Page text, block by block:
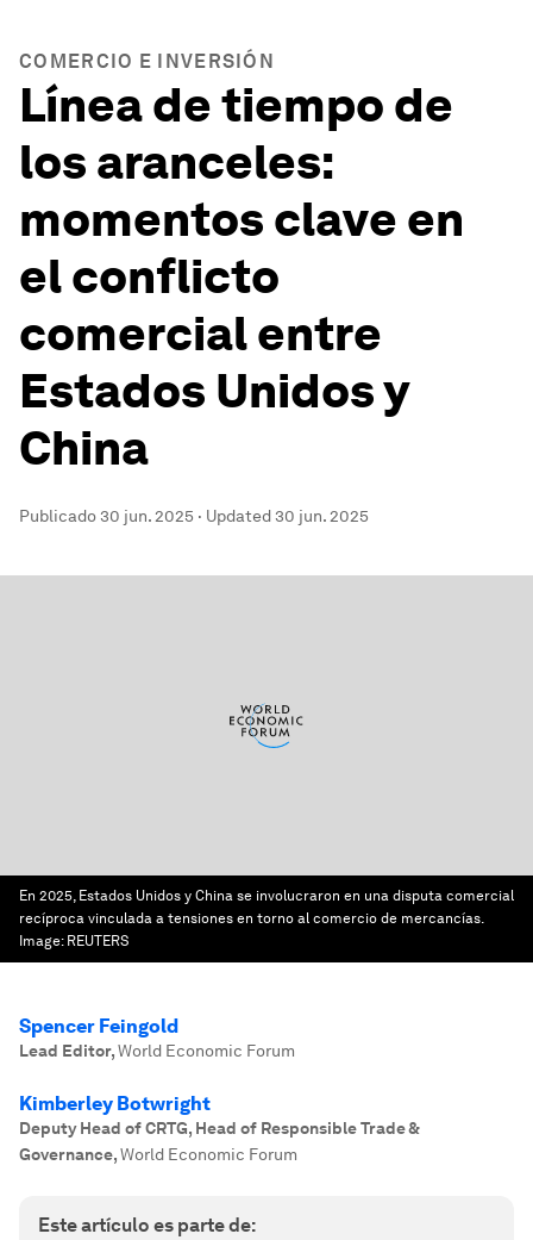
COMERCIO E INVERSIÓN
Línea de tiempo de
los aranceles:
momentos clave en
el conflicto
comercial entre
Estados Unidos y
China
Publicado30 jun. 2025 · Updated30 jun. 2025
En 2025, Estados Unidos y China se involucraron en una disputa comercial
recíproca vinculada a tensiones en torno al comercio de mercancías.
Image: REUTERS
Spencer Feingold
Lead Editor,World Economic Forum
Kimberley Botwright
Deputy Head of CRTG, Head of Responsible Trade &
Governance,World Economic Forum
Este artículo es parte de: